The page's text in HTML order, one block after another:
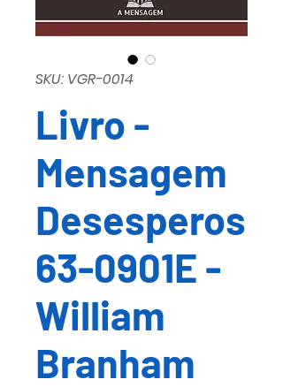
SKU: VGR-0014
Livro -
Mensagem
Desesperos
63-0901E -
William
Branham